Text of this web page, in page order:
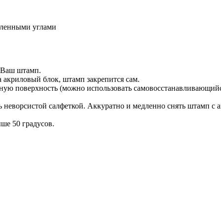
углами
Ваш штамп.
блок, штамп закрепится сам.
поверхность (можно использовать
салфеткой. Аккуратно и медленно снять штамп
50 градусов.